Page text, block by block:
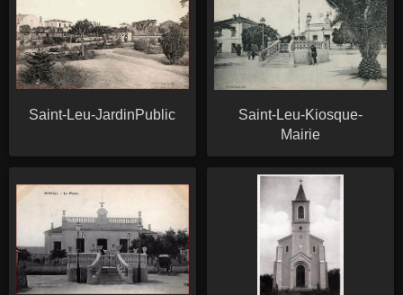
Saint-Leu-JardinPublic
Saint-Leu-Kiosque-
Mairie